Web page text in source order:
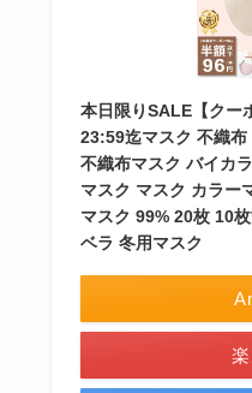
本日限りSALE【クー
23:59迄マスク 不織布
不織布マスク バイカ
マスク マスク カラー
マスク 99% 20枚 10
ベラ 冬用マスク